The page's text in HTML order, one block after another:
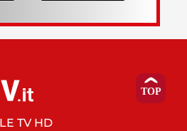
TV HD